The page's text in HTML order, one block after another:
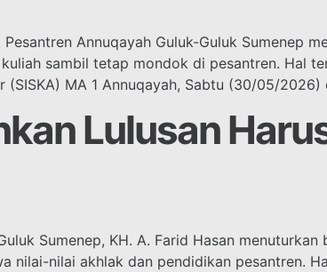
Annuqayah Guluk-Guluk Sumenep
sambil tetap mondok di pesantren. Hal
(SISKA) MA 1 Annuqayah, Sabtu (30/05/
Lulusan
Sumenep, KH. A. Farid Hasan menuturkan
nilai-nilai akhlak dan pendidikan pesantren.